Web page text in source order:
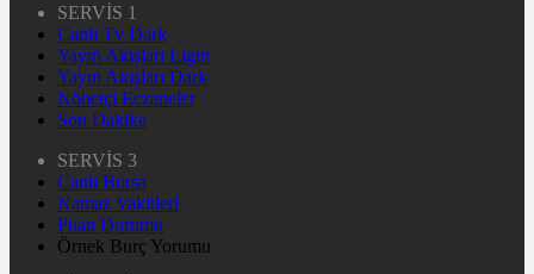
SERVİS 1
Canlı Tv Dark
Yayın Akışları Light
Yayın Akışları Dark
Nöbetçi Eczaneler
Son Dakika
SERVİS 3
Canlı Borsa
Namaz Vakitleri
Puan Durumu
Örnek Burç Yorumu